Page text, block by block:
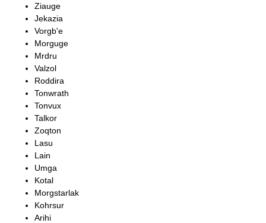
Ziauge
Jekazia
Vorgb'e
Morguge
Mrdru
Valzol
Roddira
Tonwrath
Tonvux
Talkor
Zoqton
Lasu
Lain
Umga
Kotal
Morgstarlak
Kohrsur
Arihi